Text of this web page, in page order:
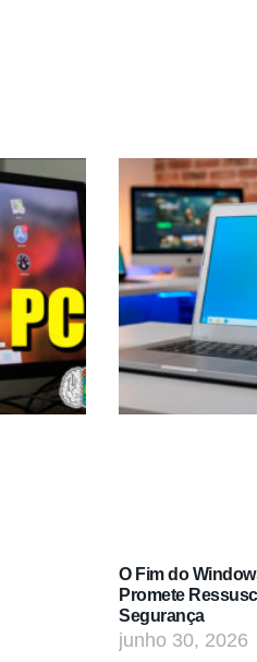
O Fim do
Promete
Segurança
junho 30, 2026